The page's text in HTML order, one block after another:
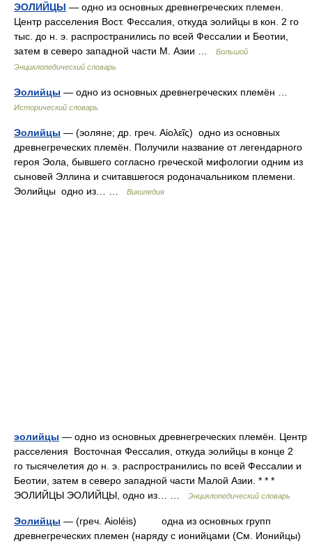
ЭОЛИЙЦЫ — одно из основных древнегреческих племен.
Центр расселения Вост. Фессалия, откуда эолийцы в кон. 2 го
тыс. до н. э. распространились по всей Фессалии и Беотии,
затем в северо западной части М. Азии …
Большой
Энциклопедический словарь
Эолийцы — одно из основных древнегреческих племён …
Исторический словарь
Эолийцы — (эоляне; др. греч. Αἰολεῖς) одно из основных
древнегреческих племён. Получили название от легендарного
героя Эола, бывшего согласно греческой мифологии одним из
сыновей Эллина и считавшегося родоначальником племени.
Эолийцы одно из… …
Википедия
эолийцы — одно из основных древнегреческих племён. Центр
расселения Восточная Фессалия, откуда эолийцы в конце 2
го тысячелетия до н. э. распространились по всей Фессалии и
Беотии, затем в северо западной части Малой Азии. * * *
ЭОЛИЙЦЫ ЭОЛИЙЦЫ, одно из… …
Энциклопедический словарь
Эолийцы — (греч. Aioléis) одна из основных групп
древнегреческих племен (наряду с ионийцами (См. Ионийцы)